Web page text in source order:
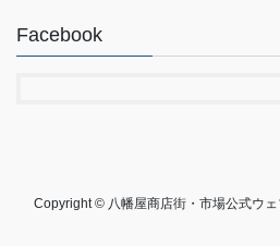
Facebook
Copyright © 八幡屋商店街・市場公式ウ